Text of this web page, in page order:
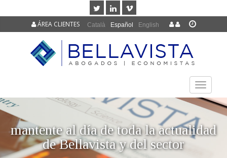
Català Español English
ÁREA CLIENTES
TOGGLE
mantente al día de toda la actualidad
de Bellavista y del sector